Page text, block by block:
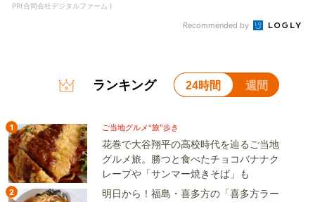
PR(合同会社デジタルファーム )
Recommended by
ランキング 24時間 週間
1 ご当地グルメ“旅”歩き
花巻で大谷翔平の高校時代を辿るご当地
グルメ旅。勝つと食べたチョコバナナク
レープや「サンマー焼きそば」も
2
明日から！福島・喜多方の「喜多方ラー